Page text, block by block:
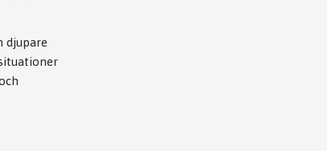
djupare